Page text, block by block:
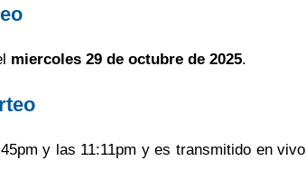
miercoles 29 de octubre de 2025.
y las 11:11pm y es transmitido en vivo